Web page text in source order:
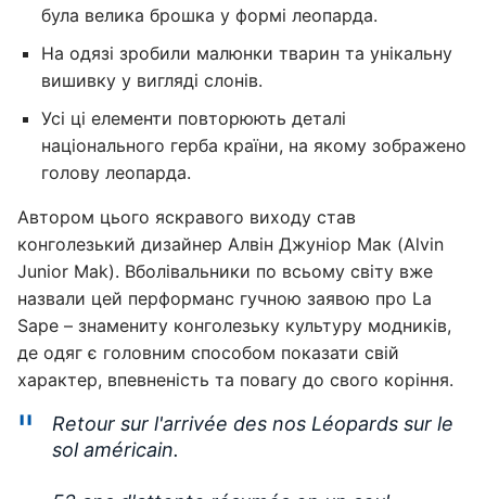
була велика брошка у формі леопарда.
На одязі зробили малюнки тварин та унікальну
вишивку у вигляді слонів.
Усі ці елементи повторюють деталі
національного герба країни, на якому зображено
голову леопарда.
Автором цього яскравого виходу став
конголезький дизайнер Алвін Джуніор Мак (Alvin
Junior Mak). Вболівальники по всьому світу вже
назвали цей перформанс гучною заявою про La
Sape – знамениту конголезьку культуру модників,
де одяг є головним способом показати свій
характер, впевненість та повагу до свого коріння.
Retour sur l'arrivée des nos Léopards sur le
sol américain.